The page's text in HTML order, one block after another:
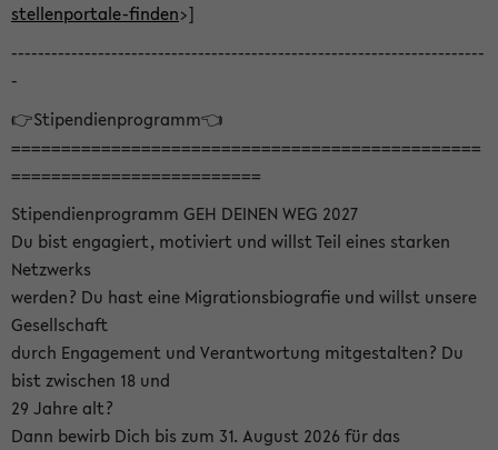
stellenportale-finden>]
-----------------------------------------------------------------------
-
👉Stipendienprogramm👈
===============================================
=========================
Stipendienprogramm GEH DEINEN WEG 2027
Du bist engagiert, motiviert und willst Teil eines starken
Netzwerks
werden? Du hast eine Migrationsbiografie und willst unsere
Gesellschaft
durch Engagement und Verantwortung mitgestalten? Du
bist zwischen 18 und
29 Jahre alt?
Dann bewirb Dich bis zum 31. August 2026 für das